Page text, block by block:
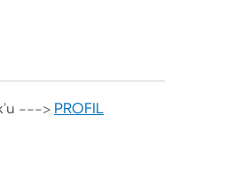
---> PROFIL